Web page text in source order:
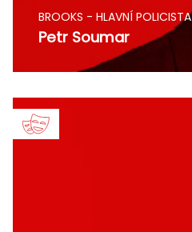
BROOKS - HLAVNÍ POLICISTA
Petr Soumar